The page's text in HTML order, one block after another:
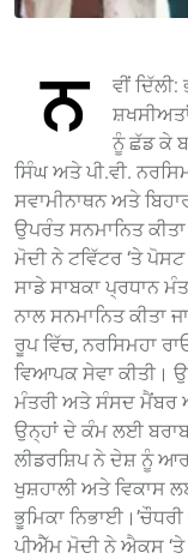
ਨ
ਵੀਂ
ਨੂੰ ਛੱਡ ਕੇ
ਸਿੰਘ ਅਤੇ ਪੀ.ਵੀ.
ਸਵਾਮੀਨਾਥਨ ਅਤੇ
ਉਪਰੰਤ ਸਨਮਾਨਿਤ
ਮੋਦੀ ਨੇ ਟਵਿੱਟਰ ‘ਤੇ
ਸਾਡੇ ਸਾਬਕਾ ਪ੍ਰਧਾਨ
ਨਾਲ ਸਨਮਾਨਿਤ ਕੀਤਾ
ਰੂਪ ਵਿੱਚ, ਨਰਸਿਮਹਾ
ਵਿਆਪਕ ਸੇਵਾ ਕੀਤੀ।
ਮੰਤਰੀ ਅਤੇ ਸੰਸਦ ਮੈਂਬਰ
ਉਨ੍ਹਾਂ ਦੇ ਕੰਮ ਲਈ
ਲੀਡਰਸ਼ਿਪ ਨੇ ਦੇਸ਼ ਨੂੰ
ਖੁਸ਼ਹਾਲੀ ਅਤੇ ਵਿਕਾਸ
ਭੂਮਿਕਾ
ਪੀਐੱਮ ਮੋਦੀ ਨੇ ਐਕਸ ‘ਤੇ